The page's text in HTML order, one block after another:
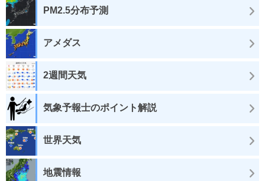
PM2.5分布予測
アメダス
2週間天気
気象予報士のポイント解説
世界天気
地震情報